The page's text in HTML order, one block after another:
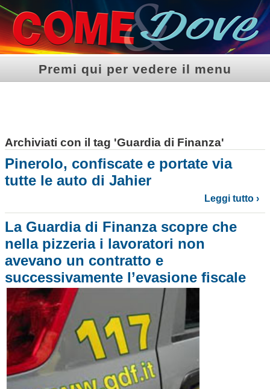
Premi qui per vedere il menu
Archiviati con il tag 'Guardia di Finanza'
Pinerolo, confiscate e portate via
tutte le auto di Jahier
Leggi tutto ›
La Guardia di Finanza scopre che
nella pizzeria i lavoratori non
avevano un contratto e
successivamente l’evasione fiscale